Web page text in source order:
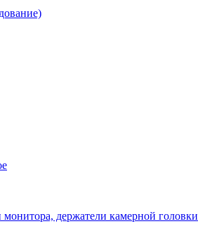
держатели камерной головки